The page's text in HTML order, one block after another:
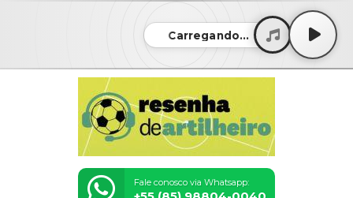
Carregando...
Fale conosco via Whatsapp: